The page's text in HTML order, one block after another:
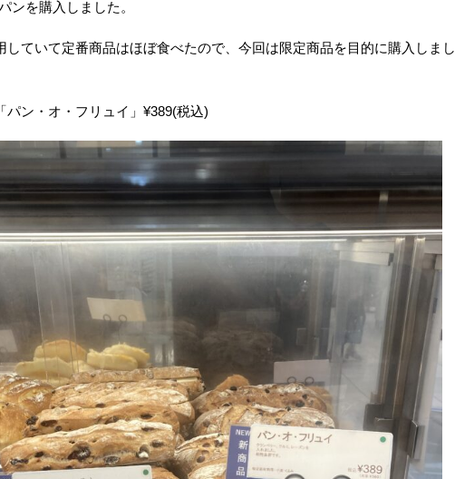
ンを購入しました。
していて定番商品はほぼ食べたので、今回は限定商品を目的に購入しまし
パン・オ・フリュイ」¥389(税込)